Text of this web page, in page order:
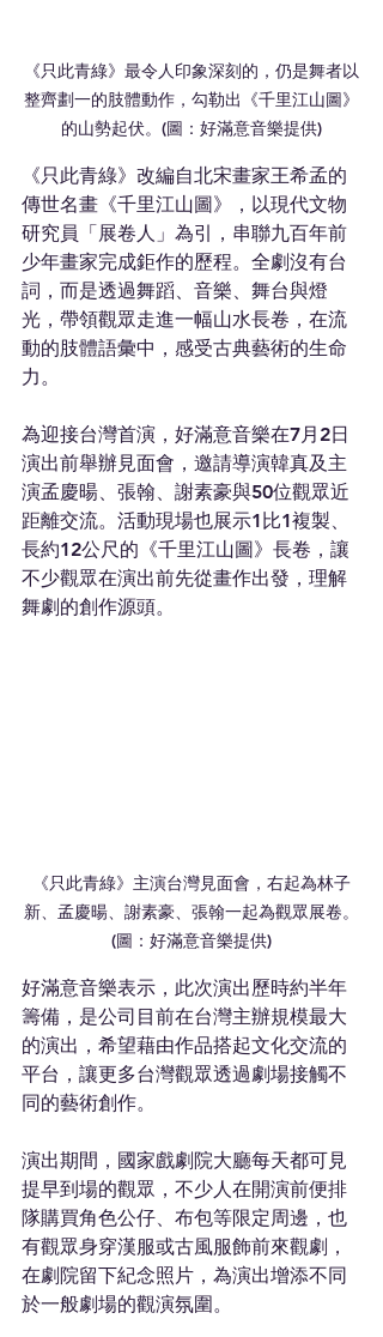
《只此青綠》最令人印象深刻的，仍是舞者以
整齊劃一的肢體動作，勾勒出《千里江山圖》
的山勢起伏。(圖：好滿意音樂提供)
《只此青綠》改編自北宋畫家王希孟的
傳世名畫《千里江山圖》，以現代文物
研究員「展卷人」為引，串聯九百年前
少年畫家完成鉅作的歷程。全劇沒有台
詞，而是透過舞蹈、音樂、舞台與燈
光，帶領觀眾走進一幅山水長卷，在流
動的肢體語彙中，感受古典藝術的生命
力。
為迎接台灣首演，好滿意音樂在7月2日
演出前舉辦見面會，邀請導演韓真及主
演孟慶暘、張翰、謝素豪與50位觀眾近
距離交流。活動現場也展示1比1複製、
長約12公尺的《千里江山圖》長卷，讓
不少觀眾在演出前先從畫作出發，理解
舞劇的創作源頭。
《只此青綠》主演台灣見面會，右起為林子
新、孟慶暘、謝素豪、張翰一起為觀眾展卷。
(圖：好滿意音樂提供)
好滿意音樂表示，此次演出歷時約半年
籌備，是公司目前在台灣主辦規模最大
的演出，希望藉由作品搭起文化交流的
平台，讓更多台灣觀眾透過劇場接觸不
同的藝術創作。
演出期間，國家戲劇院大廳每天都可見
提早到場的觀眾，不少人在開演前便排
隊購買角色公仔、布包等限定周邊，也
有觀眾身穿漢服或古風服飾前來觀劇，
在劇院留下紀念照片，為演出增添不同
於一般劇場的觀演氛圍。